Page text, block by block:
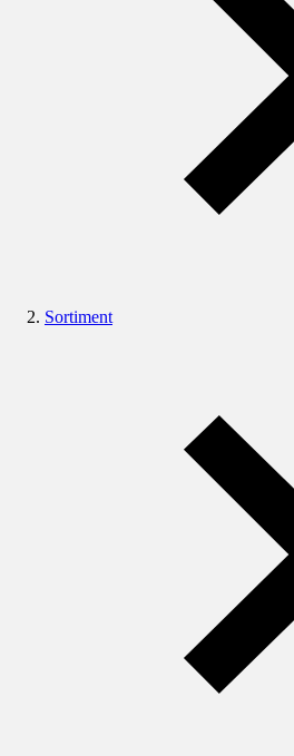
Sortiment